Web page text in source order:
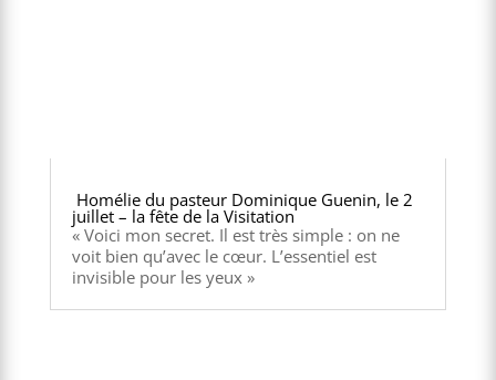
Homélie du pasteur Dominique Guenin, le 2
juillet – la fête de la Visitation
« Voici mon secret. Il est très simple : on ne
voit bien qu’avec le cœur. L’essentiel est
invisible pour les yeux »